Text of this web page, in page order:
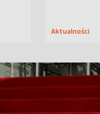
Aktualności